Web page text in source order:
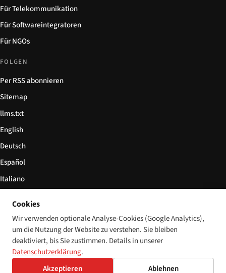
Für Telekommunikation
Für Softwareintegratoren
Für NGOs
FOLGEN
Per RSS abonnieren
Sitemap
llms.txt
English
Deutsch
Español
Italiano
© 2026 Disability World. Alle Rechte vorbehalten. Cookie-Einstellungen
EnglishDeutschEspañol 简体中文Polski
Cookies
Wir verwenden optionale Analyse-Cookies (Google Analytics),
um die Nutzung der Website zu verstehen. Sie bleiben
deaktiviert, bis Sie zustimmen. Details in unserer
Datenschutzerklärung.
Akzeptieren
Ablehnen